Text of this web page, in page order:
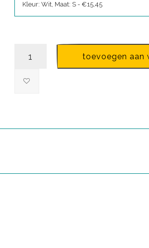
Kleur: Wit, Maat: S - €15,45
toevoegen aan